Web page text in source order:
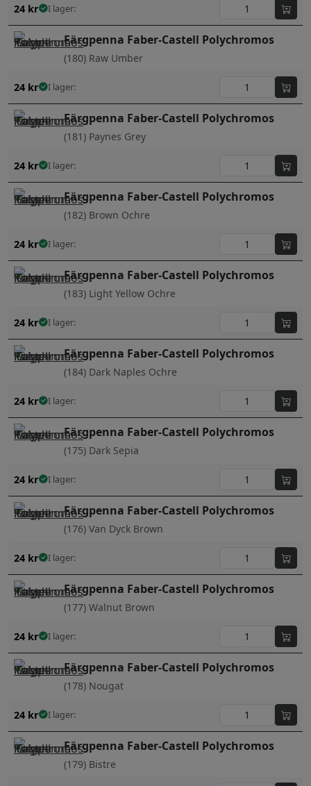
24 kr I lager:
Färgpenna Faber-Castell Polychromos
(180) Raw Umber
24 kr I lager:
Färgpenna Faber-Castell Polychromos
(181) Paynes Grey
24 kr I lager:
Färgpenna Faber-Castell Polychromos
(182) Brown Ochre
24 kr I lager:
Färgpenna Faber-Castell Polychromos
(183) Light Yellow Ochre
24 kr I lager:
Färgpenna Faber-Castell Polychromos
(184) Dark Naples Ochre
24 kr I lager:
Färgpenna Faber-Castell Polychromos
(175) Dark Sepia
24 kr I lager:
Färgpenna Faber-Castell Polychromos
(176) Van Dyck Brown
24 kr I lager:
Färgpenna Faber-Castell Polychromos
(177) Walnut Brown
24 kr I lager:
Färgpenna Faber-Castell Polychromos
(178) Nougat
24 kr I lager:
Färgpenna Faber-Castell Polychromos
(179) Bistre